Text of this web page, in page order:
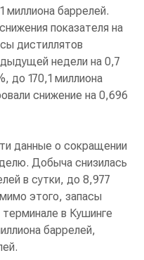
миллиона баррелей.
показателя на
дистиллятов
недели на 0,7
до 170,1 миллиона
снижение на 0,696
данные о сокращении
Добыча снизилась
в сутки, до 8,977
этого, запасы
в Кушинге
баррелей,